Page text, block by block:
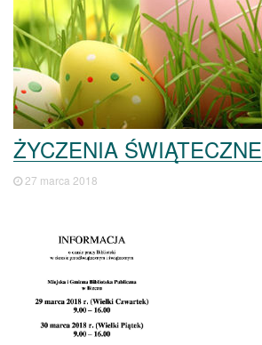
ŻYCZENIA ŚWIĄTECZNE
27 marca 2018